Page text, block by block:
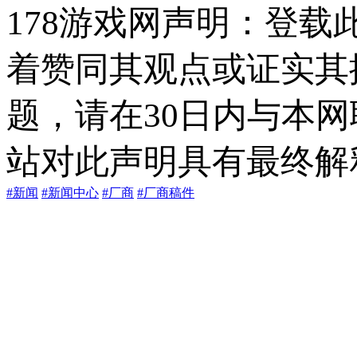
178游戏网声明：登载
着赞同其观点或证实
题，请在30日内与本
站对此声明具有最终
#新闻 #新闻中心 #厂商 #厂商稿件